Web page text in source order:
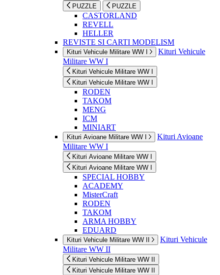
PUZZLE PUZZLE
CASTORLAND
REVELL
HELLER
REVISTE SI CARTI MODELISM
Kituri Vehicule Militare WW I
Kituri Vehicule
Militare WW I
Kituri Vehicule Militare WW I
Kituri Vehicule Militare WW I
RODEN
TAKOM
MENG
ICM
MINIART
Kituri Avioane Militare WW I
Kituri Avioane
Militare WW I
Kituri Avioane Militare WW I
Kituri Avioane Militare WW I
SPECIAL HOBBY
ACADEMY
MisterCraft
RODEN
TAKOM
ARMA HOBBY
EDUARD
Kituri Vehicule Militare WW II
Kituri Vehicule
Militare WW II
Kituri Vehicule Militare WW II
Kituri Vehicule Militare WW II